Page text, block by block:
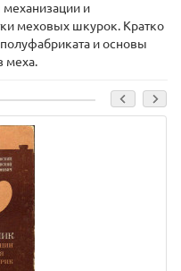
и
меховых шкурок. Кратко
и основы
меха.